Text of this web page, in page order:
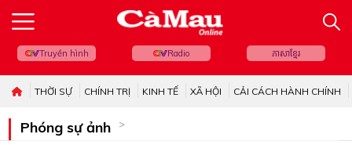
Truyền hình Radio ភាសាខ្មែរ
THỜI SỰ CHÍNH TRỊ KINH TẾ XÃ HỘI CẢI CÁCH HÀNH CHÍNH
Phóng sự ảnh